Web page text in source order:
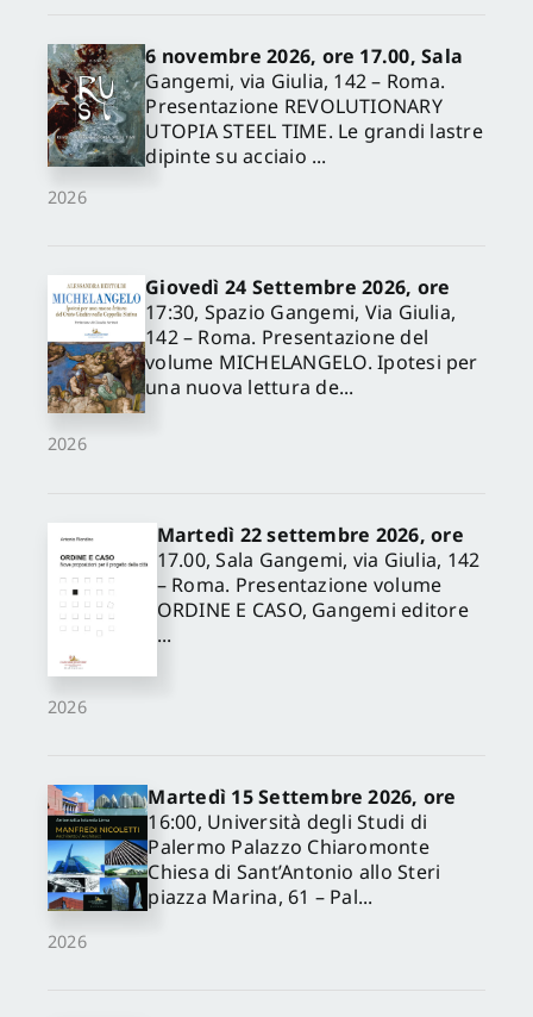
2026
6 novembre 2026, ore 17.00, Sala
Gangemi, via Giulia, 142 – Roma.
Presentazione REVOLUTIONARY
UTOPIA STEEL TIME. Le grandi lastre
dipinte su acciaio ...
2026
Giovedì 24 Settembre 2026, ore
17:30, Spazio Gangemi, Via Giulia,
142 – Roma. Presentazione del
volume MICHELANGELO. Ipotesi per
una nuova lettura de...
2026
Martedì 22 settembre 2026, ore
17.00, Sala Gangemi, via Giulia, 142
– Roma. Presentazione volume
ORDINE E CASO, Gangemi editore
...
2026
Martedì 15 Settembre 2026, ore
16:00, Università degli Studi di
Palermo Palazzo Chiaromonte
Chiesa di Sant’Antonio allo Steri
piazza Marina, 61 – Pal...